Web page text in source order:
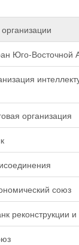
Юго-Восточной
организация
союз
реконструкции и